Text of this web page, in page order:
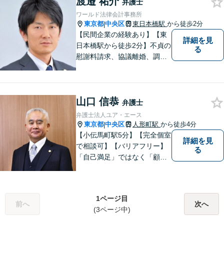
談に対応可能
弁護士
ワールド法律会計事務所
東京都|中央区 東日本橋駅 から徒歩2分
【民間企業の経験あり】【東
日本橋駅から徒歩2分】不貞の
慰謝料請求、協議離婚、調停
さい。最大の味方としてじっ
くりお話をお伺いします。
【粘り強い交渉が強み】
詳細を見
る
山口 信恭 弁護士
弁護士法人ユア・エース
東京都|中央区 人形町駅 から徒歩4分
【小伝馬町駅5分】【完全個室
で相談可】【バリアフリー】
「自己満足」ではなく「顧客
が本当に求める最高の結果に
こだわり続けたいと考えてお
詳細を見
る
前へ
1ページ目
(3ページ中)
次へ